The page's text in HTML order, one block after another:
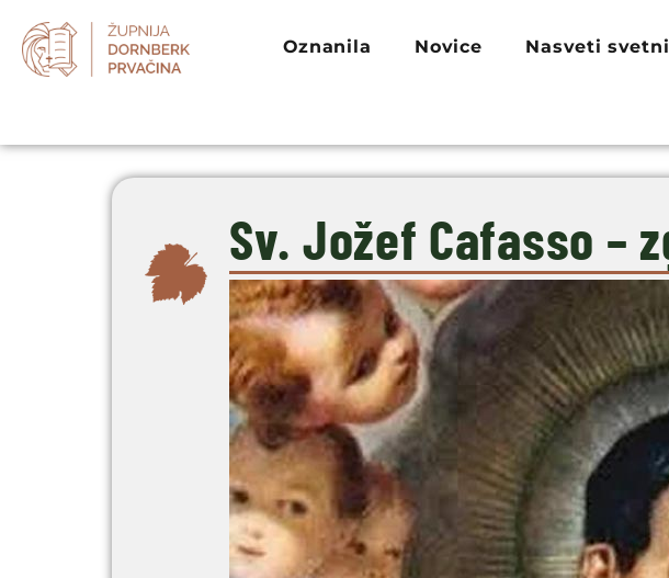
Oznanila Novice Nasveti
Sv. Jožef Cafasso –